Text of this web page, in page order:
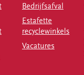
Bedrijfsafval
Estafette
recyclewinkels
Vacatures